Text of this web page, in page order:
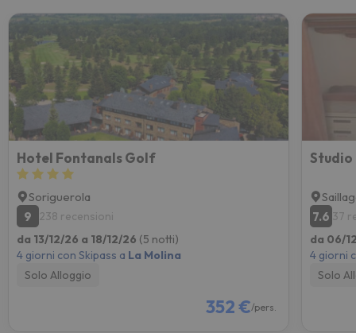
Hotel Fontanals Golf
Soriguerola
9
238 recensioni
da 13/12/26 a 18/12/26 (5 notti)
4 giorni con Skipass a La Molina
Solo Alloggio
352 €/pers.
7.6 37
da 06/
4 giorni
Solo